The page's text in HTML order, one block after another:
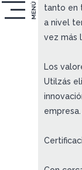
MENÚ
tanto en
a nivel
vez más
Los
Utilzás
empresa.